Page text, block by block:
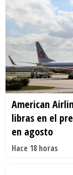
American
libras en el
en agosto
Hace 18 horas